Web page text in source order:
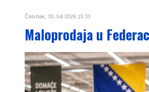
Četvrtak, 30 Juli 2026 15:33
Maloprodaja u